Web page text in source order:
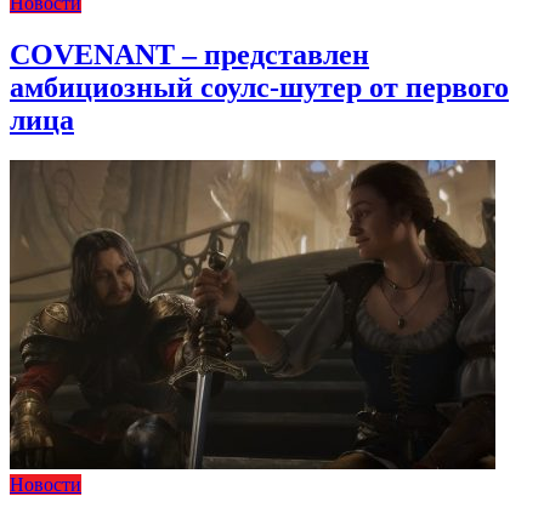
COVENANT – представлен
амбициозный соулс-шутер от первого
лица
Новости